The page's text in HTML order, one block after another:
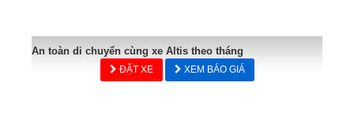
An toàn di chuyển cùng xe Altis theo tháng
ĐẶT XE XEM BÁO GIÁ